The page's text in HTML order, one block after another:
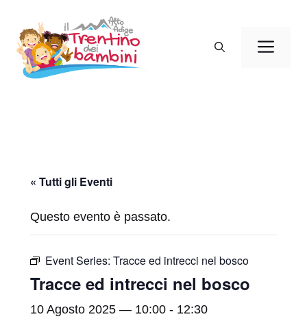
contenuto
« Tutti gli Eventi
Questo evento è passato.
Event Series: Tracce ed intrecci nel bosco
Tracce ed intrecci nel bosco
10 Agosto 2025 — 10:00 - 12:30